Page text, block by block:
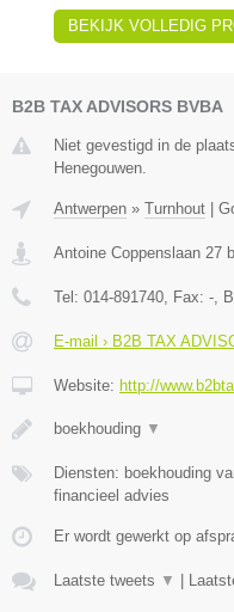
BEKIJK VOLLEDIG
B2B TAX ADVISORS BVBA
Niet gevestigd in de
Henegouwen.
Antwerpen » Turnhout
Antoine Coppenslaan 27
Tel: 014-891740, Fax: -,
E-mail › B2B TAX
Website: http://
boekhouding ▼
Diensten: boekhouding
financieel advies
Er wordt gewerkt op
Laatste tweets ▼